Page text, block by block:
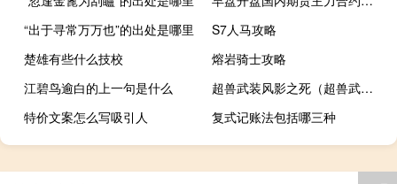
“出于寻常万万也”的出处是哪里
S7人马攻略
楚雄有些什么技校
熔岩骑士攻略
江碧鸟逾白的上一句是什么
超兽武装风影之死（超兽武装风影）
特价文案怎么写吸引人
复式记账法包括哪三种